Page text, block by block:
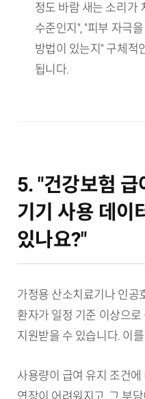
정도 바람 새는 소리가
수준인지", "피부 자극
방법이 있는지" 구체적
됩니다.
5. "건강보험
기기 사용 데이
있나요?"
가정용 산소치료기나 인공
환자가 일정 기준 이상으
지원받을 수 있습니다. 이
사용량이 급여 유지 조건
연장이 어려워지고, 그 부